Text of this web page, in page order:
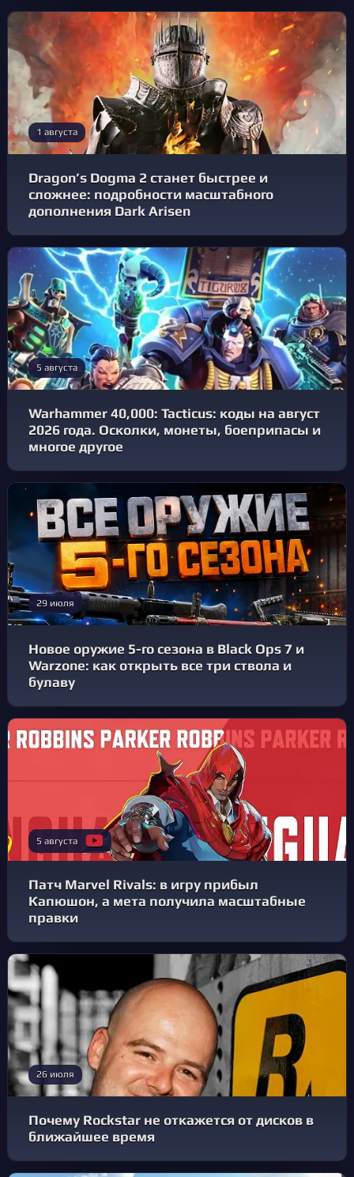
1 августа
Dragon’s Dogma 2 станет быстрее и
сложнее: подробности масштабного
дополнения Dark Arisen
5 августа
Warhammer 40,000: Tacticus: коды на август
2026 года. Осколки, монеты, боеприпасы и
многое другое
29 июля
Новое оружие 5-го сезона в Black Ops 7 и
Warzone: как открыть все три ствола и
булаву
5 августа
Патч Marvel Rivals: в игру прибыл
Капюшон, а мета получила масштабные
правки
26 июля
Почему Rockstar не откажется от дисков в
ближайшее время